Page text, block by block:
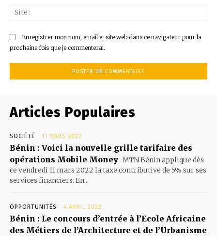
Enregistrer mon nom, email et site web dans ce navigateur pour la
prochaine fois que je commenterai.
Articles Populaires
SOCIÉTÉ 11 MARS 2022
Bénin : Voici la nouvelle grille tarifaire des
opérations Mobile Money MTN Bénin applique dès
ce vendredi 11 mars 2022 la taxe contributive de 5% sur ses
services financiers. En...
OPPORTUNITÉS 4 AVRIL 2022
Bénin : Le concours d’entrée à l’Ecole Africaine
des Métiers de l’Architecture et de l’Urbanisme